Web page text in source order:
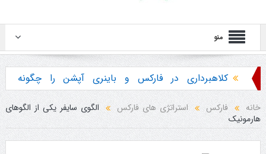
منو
کلاهبرداری در فارکس و باینری آپشن را چگونه
تشخیص دهیم ؟
هشدار در مورد خرید استراتژی ها و پکیج آموزش
باینری آپشن
خانه فارکس استراتژی های فارکس
الگوی سایفر یکی از الگوهای
هارمونیک